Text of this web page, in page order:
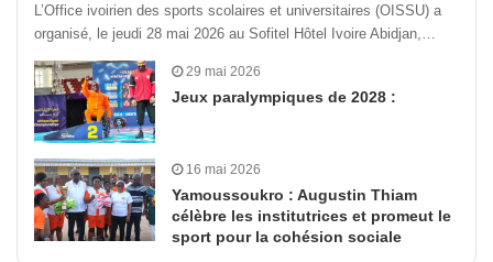
L’Office ivoirien des sports scolaires et universitaires (OISSU) a
organisé, le jeudi 28 mai 2026 au Sofitel Hôtel Ivoire Abidjan,…
29 mai 2026
Jeux paralympiques de 2028 :
16 mai 2026
Yamoussoukro : Augustin Thiam
célèbre les institutrices et promeut le
sport pour la cohésion sociale